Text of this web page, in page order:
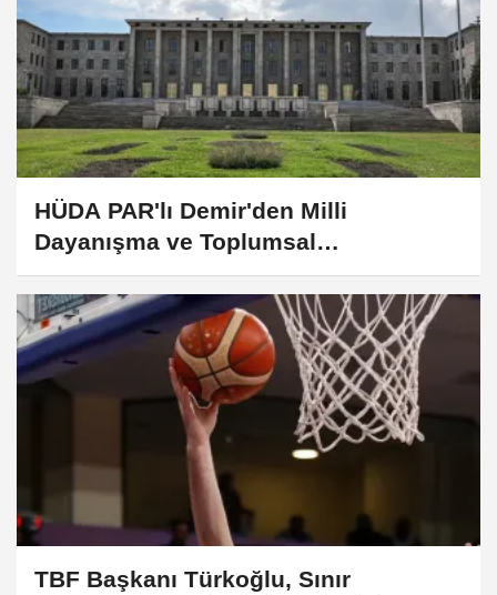
HÜDA PAR'lı Demir'den Milli
Dayanışma ve Toplumsal
Bütünleşmenin Güçlendirilmesine
Dair Kanun Teklifi'ne destek:
TBF Başkanı Türkoğlu, Sınır